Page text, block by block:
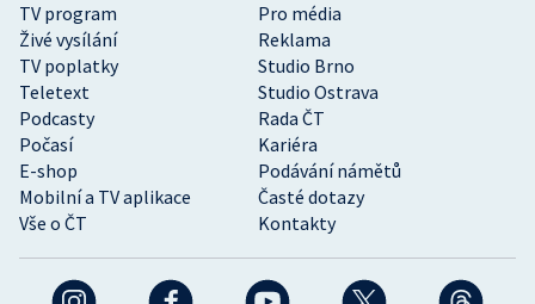
TV program
Pro média
Živé vysílání
Reklama
TV poplatky
Studio Brno
Teletext
Studio Ostrava
Podcasty
Rada ČT
Počasí
Kariéra
E-shop
Podávání námětů
Mobilní a TV aplikace
Časté dotazy
Vše o ČT
Kontakty